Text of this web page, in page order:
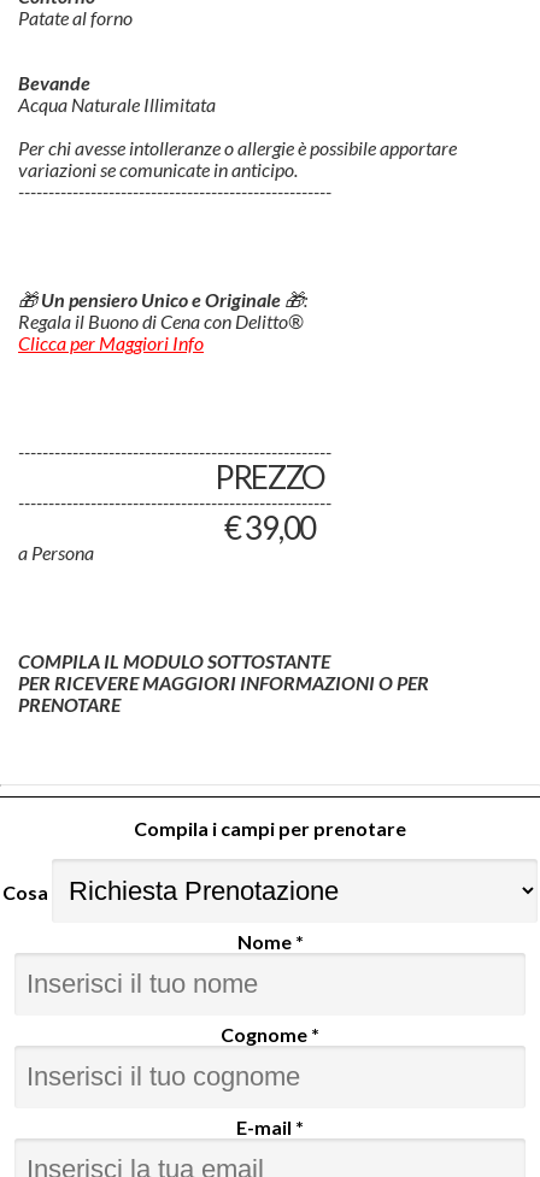
Patate al forno
Bevande
Acqua Naturale Illimitata
Per chi avesse intolleranze o allergie è possibile apportare
variazioni se comunicate in anticipo.
----------------------------------------------------
🎁Un pensiero Unico e Originale 🎁:
Regala il Buono di Cena con Delitto®
Clicca per Maggiori Info
----------------------------------------------------
PREZZO
----------------------------------------------------
€ 39,00
a Persona
COMPILA IL MODULO SOTTOSTANTE
PER RICEVERE MAGGIORI INFORMAZIONI O PER
PRENOTARE
Compila i campi per prenotare
Cosa
Nome *
Cognome *
E-mail *